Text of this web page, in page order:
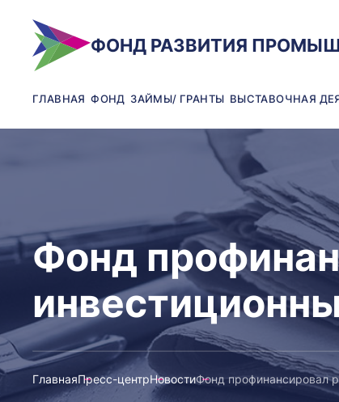
ФОНД РАЗВИТИЯ
ГЛАВНАЯ ФОНД ЗАЙМЫ/ ГРАНТЫ ВЫСТАВОЧНАЯ
Фонд
ГлавнаяПресс-центрНовостиФонд профинансировал